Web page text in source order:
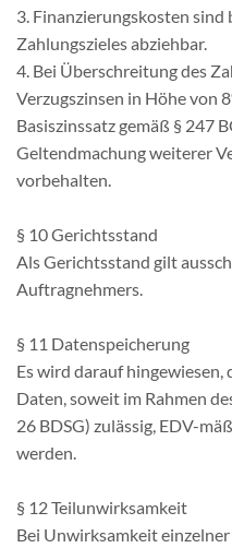
3. Finanzierungskosten
Zahlungszieles abziehbar.
4. Bei Überschreitung des
Verzugszinsen in Höhe von
Basiszinssatz gemäß § 247
Geltendmachung weiterer
vorbehalten.
§ 10 Gerichtsstand
Als Gerichtsstand gilt
Auftragnehmers.
§ 11 Datenspeicherung
Es wird darauf
Daten, soweit im Rahmen
26 BDSG) zulässig, EDV-
werden.
§ 12 Teilunwirksamkeit
Bei Unwirksamkeit